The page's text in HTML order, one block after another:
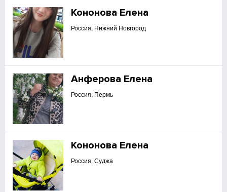
Кононова Елена
Россия, Нижний Новгород
Анферова Елена
Россия, Пермь
Кононова Елена
Россия, Суджа